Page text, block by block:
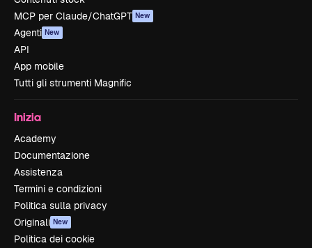
MCP per Claude/ChatGPT New
Agenti New
API
App mobile
Tutti gli strumenti Magnific
Inizia
Academy
Documentazione
Assistenza
Termini e condizioni
Politica sulla privacy
Originali New
Politica dei cookie